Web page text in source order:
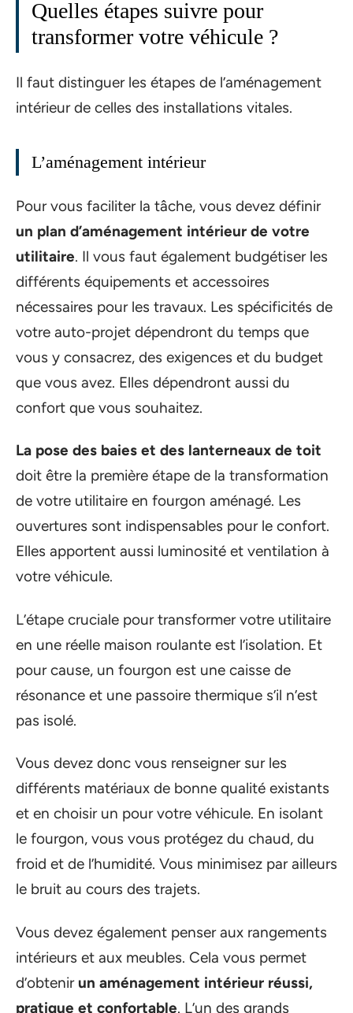
Quelles étapes suivre pour
transformer votre véhicule ?
Il faut distinguer les étapes de l’aménagement
intérieur de celles des installations vitales.
L’aménagement intérieur
Pour vous faciliter la tâche, vous devez définir
un plan d’aménagement intérieur de votre
utilitaire. Il vous faut également budgétiser les
différents équipements et accessoires
nécessaires pour les travaux. Les spécificités de
votre auto-projet dépendront du temps que
vous y consacrez, des exigences et du budget
que vous avez. Elles dépendront aussi du
confort que vous souhaitez.
La pose des baies et des lanterneaux de toit
doit être la première étape de la transformation
de votre utilitaire en fourgon aménagé. Les
ouvertures sont indispensables pour le confort.
Elles apportent aussi luminosité et ventilation à
votre véhicule.
L’étape cruciale pour transformer votre utilitaire
en une réelle maison roulante est l’isolation. Et
pour cause, un fourgon est une caisse de
résonance et une passoire thermique s’il n’est
pas isolé.
Vous devez donc vous renseigner sur les
différents matériaux de bonne qualité existants
et en choisir un pour votre véhicule. En isolant
le fourgon, vous vous protégez du chaud, du
froid et de l’humidité. Vous minimisez par ailleurs
le bruit au cours des trajets.
Vous devez également penser aux rangements
intérieurs et aux meubles. Cela vous permet
d’obtenirun aménagement intérieur réussi,
pratique et confortable. L’un des grands